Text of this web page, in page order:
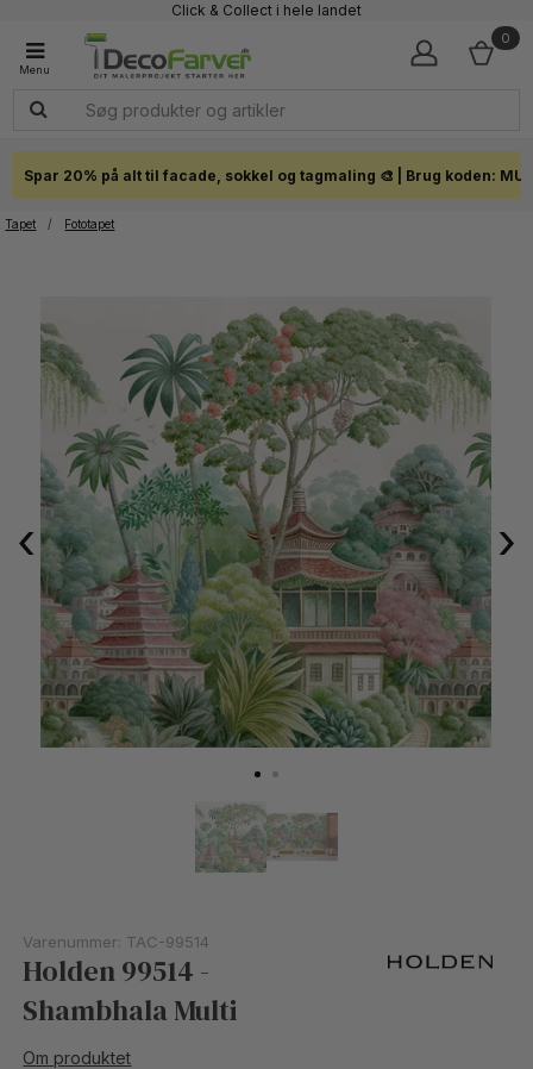
Click & Collect i hele landet
0
Spar 20% på alt til facade, sokkel og tagmaling 🎨 | Brug koden:
Tapet / Fototapet
‹ ›
Varenummer: TAC-99514
Holden 99514 -
Shambhala Multi
Om produktet